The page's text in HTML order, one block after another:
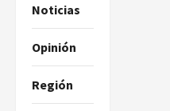
Noticias
Opinión
Región